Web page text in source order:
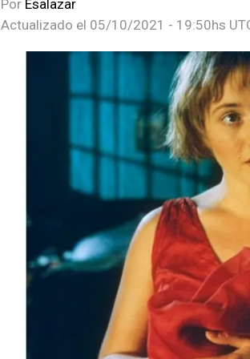
Por Esalazar
Actualizado el 05/10/2021 - 19:50hs